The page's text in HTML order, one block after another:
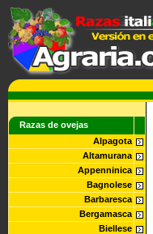
Razas de ovejas
Alpagota
Altamurana
Appenninica
Bagnolese
Barbaresca
Bergamasca
Biellese